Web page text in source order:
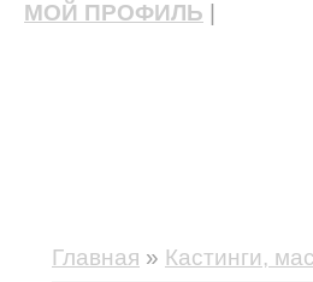
МОЙ ПРОФИЛЬ
Главная » Кастинги,